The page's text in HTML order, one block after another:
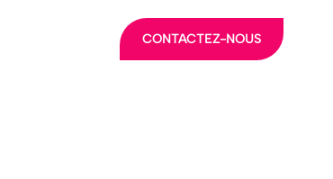
CONTACTEZ-NOUS